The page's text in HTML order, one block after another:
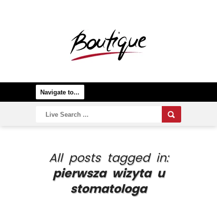
All posts tagged in:
pierwsza wizyta u
stomatologa